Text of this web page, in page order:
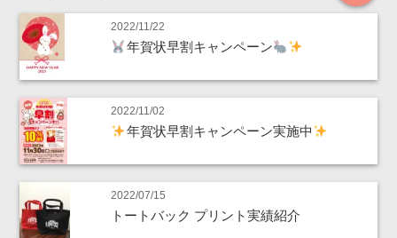
2022/11/22
年賀状早割キャンペーン
2022/11/02
年賀状早割キャンペーン実施中
2022/07/15
トートバック プリント実績紹介